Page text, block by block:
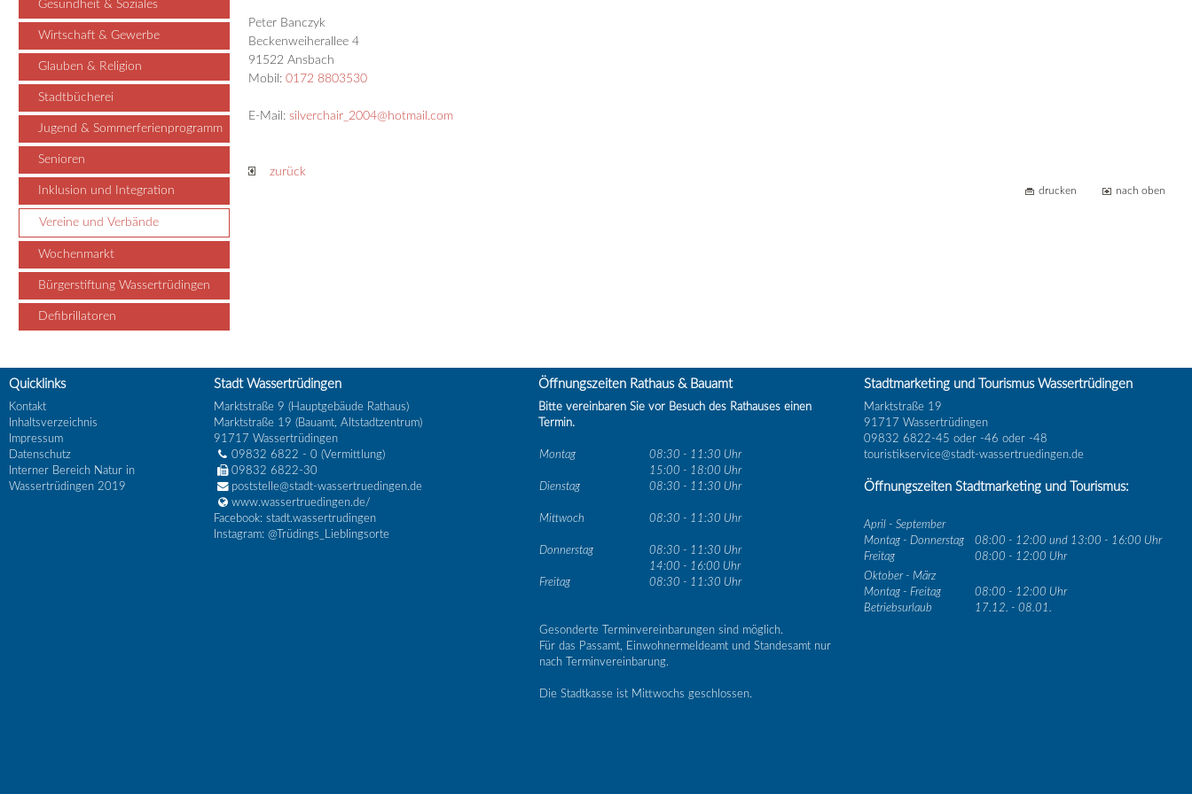
Gesundheit & Soziales
Wirtschaft & Gewerbe
Glauben & Religion
Stadtbücherei
Jugend & Sommerferienprogramm
Senioren
Inklusion und Integration
Vereine und Verbände
Wochenmarkt
Bürgerstiftung Wassertrüdingen
Defibrillatoren
Peter Banczyk
Beckenweiherallee 4
91522 Ansbach
Mobil: 0172 8803530
E-Mail: silverchair_2004@hotmail.com
zurück
drucken nach oben
Quicklinks
Kontakt
Inhaltsverzeichnis
Impressum
Datenschutz
Interner Bereich Natur in
Wassertrüdingen 2019
Stadt Wassertrüdingen
Marktstraße 9 (Hauptgebäude Rathaus)
Marktstraße 19 (Bauamt, Altstadtzentrum)
91717 Wassertrüdingen
09832 6822 - 0 (Vermittlung)
09832 6822-30
poststelle@stadt-wassertruedingen.de
www.wassertruedingen.de/
Facebook: stadt.wassertrudingen
Instagram: @Trüdings_Lieblingsorte
Öffnungszeiten Rathaus & Bauamt
Bitte vereinbaren Sie vor Besuch des Rathauses einen
Termin.
Montag
08:30 - 11:30 Uhr
15:00 - 18:00 Uhr
Dienstag
08:30 - 11:30 Uhr
Mittwoch 08:30 - 11:30 Uhr
Donnerstag
08:30 - 11:30 Uhr
14:00 - 16:00 Uhr
Freitag
08:30 - 11:30 Uhr
Gesonderte Terminvereinbarungen sind möglich.
Für das Passamt, Einwohnermeldeamt und Standesamt nur
nach Terminvereinbarung.
Die Stadtkasse ist Mittwochs geschlossen.
Stadtmarketing und Tourismus Wassertrüdingen
Marktstraße 19
91717 Wassertrüdingen
09832 6822-45 oder -46 oder -48
touristikservice@stadt-wassertruedingen.de
Öffnungszeiten Stadtmarketing und Tourismus:
April - September
Montag - Donnerstag
08:00 - 12:00 und 13:00 - 16:00 Uhr
Freitag
08:00 - 12:00 Uhr
Oktober - März
Montag - Freitag
08:00 - 12:00 Uhr
Betriebsurlaub
17.12. - 08.01.